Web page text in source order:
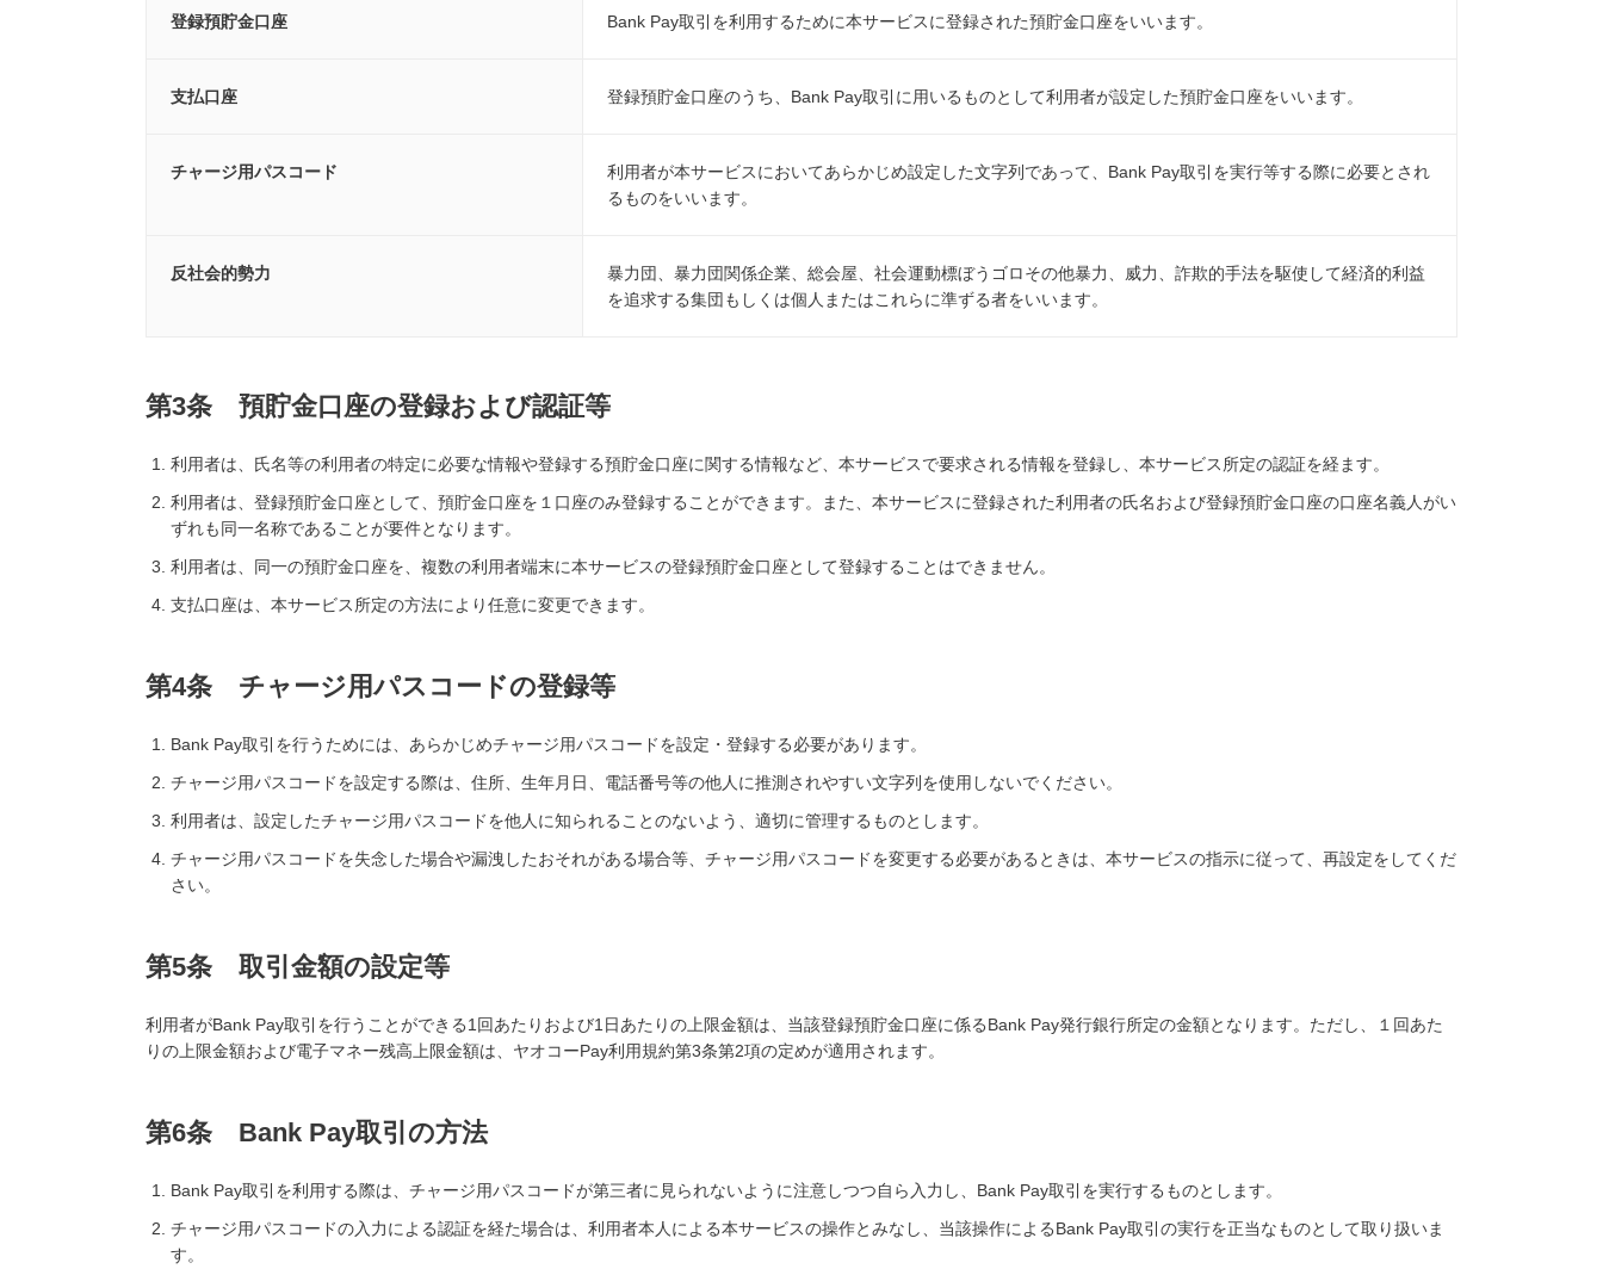
登録預貯金口座 Bank Pay取引を利用するために本サービスに登録された預貯金口座をいいます。
支払口座 登録預貯金口座のうち、Bank Pay取引に用いるものとして利用者が設定した預貯金口座をいいます。
チャージ用パスコード
利用者が本サービスにおいてあらかじめ設定した文字列であって、Bank Pay取引を実行等する際に必要とされ
るものをいいます。
反社会的勢力
暴力団、暴力団関係企業、総会屋、社会運動標ぼうゴロその他暴力、威力、詐欺的手法を駆使して経済的利益
を追求する集団もしくは個人またはこれらに準ずる者をいいます。
第3条 預貯金口座の登録および認証等
利用者は、氏名等の利用者の特定に必要な情報や登録する預貯金口座に関する情報など、本サービスで要求される情報を登録し、本サービス所定の認証を経ます。
利用者は、登録預貯金口座として、預貯金口座を１口座のみ登録することができます。また、本サービスに登録された利用者の氏名および登録預貯金口座の口座名義人がい
ずれも同一名称であることが要件となります。
利用者は、同一の預貯金口座を、複数の利用者端末に本サービスの登録預貯金口座として登録することはできません。
支払口座は、本サービス所定の方法により任意に変更できます。
第4条 チャージ用パスコードの登録等
Bank Pay取引を行うためには、あらかじめチャージ用パスコードを設定・登録する必要があります。
チャージ用パスコードを設定する際は、住所、生年月日、電話番号等の他人に推測されやすい文字列を使用しないでください。
利用者は、設定したチャージ用パスコードを他人に知られることのないよう、適切に管理するものとします。
チャージ用パスコードを失念した場合や漏洩したおそれがある場合等、チャージ用パスコードを変更する必要があるときは、本サービスの指示に従って、再設定をしてくだ
さい。
第5条 取引金額の設定等
利用者がBank Pay取引を行うことができる1回あたりおよび1日あたりの上限金額は、当該登録預貯金口座に係るBank Pay発行銀行所定の金額となります。ただし、１回あた
りの上限金額および電子マネー残高上限金額は、ヤオコーPay利用規約第3条第2項の定めが適用されます。
第6条 Bank Pay取引の方法
Bank Pay取引を利用する際は、チャージ用パスコードが第三者に見られないように注意しつつ自ら入力し、Bank Pay取引を実行するものとします。
チャージ用パスコードの入力による認証を経た場合は、利用者本人による本サービスの操作とみなし、当該操作によるBank Pay取引の実行を正当なものとして取り扱いま
す。